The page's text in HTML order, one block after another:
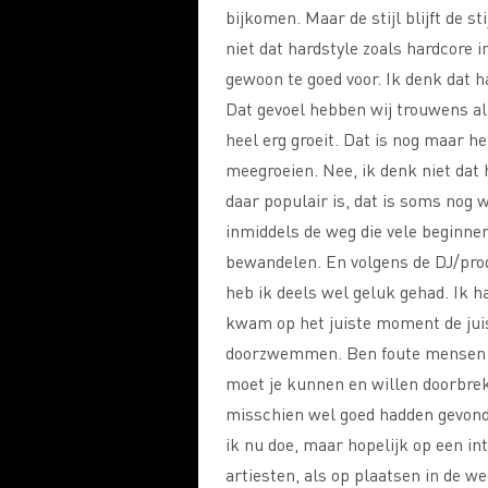
bijkomen. Maar de stijl blijft de
niet dat hardstyle zoals hardcore
gewoon te goed voor. Ik denk dat
Dat gevoel hebben wij trouwens
heel erg groeit. Dat is nog maar
meegroeien. Nee, ik denk niet
daar populair is, dat is soms nog
inmiddels de weg die vele
bewandelen. En volgens de DJ/
heb ik deels wel geluk gehad. Ik
kwam op het juiste moment de
doorzwemmen. Ben foute
moet je kunnen en willen
misschien wel goed hadden
ik nu doe, maar hopelijk op een
artiesten, als op plaatsen in de